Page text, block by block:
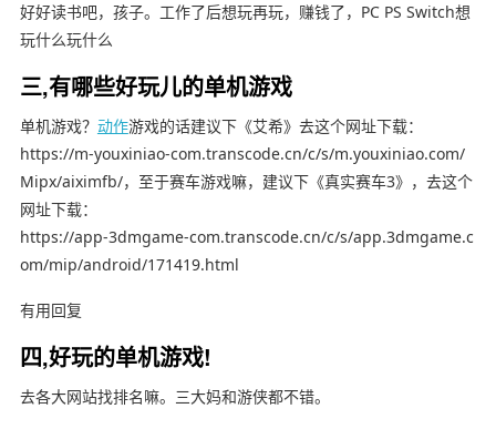
好好读书吧，孩子。工作了后想玩再玩，赚钱了，PC PS Switch想
玩什么玩什么
三,有哪些好玩儿的单机游戏
单机游戏？ 动作游戏的话建议下《艾希》去这个网址下载：
https://m-youxiniao-com.transcode.cn/c/s/m.youxiniao.com/
Mipx/aiximfb/，至于赛车游戏嘛，建议下《真实赛车3》，去这个
网址下载：
https://app-3dmgame-com.transcode.cn/c/s/app.3dmgame.c
om/mip/android/171419.html
有用回复
四,好玩的单机游戏!
去各大网站找排名嘛。三大妈和游侠都不错。